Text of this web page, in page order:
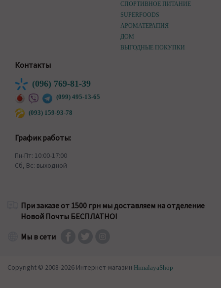
СПОРТИВНОЕ ПИТАНИЕ
SUPERFOODS
АРОМАТЕРАПИЯ
ДОМ
ВЫГОДНЫЕ ПОКУПКИ
Контакты
(096) 769-81-39
(099) 495-13-65
(093) 159-93-78
График работы:
Пн-Пт: 10:00-17:00
Сб, Вс: выходной
При заказе от 1500 грн мы доставляем на отделение
Новой Почты БЕСПЛАТНО!
Мы в сети
Copyright © 2008-2026 Интернет-магазин HimalayaShop